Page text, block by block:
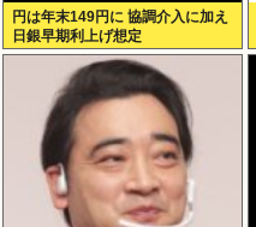
円は年末149円に 協調介入に加え
日銀早期利上げ想定